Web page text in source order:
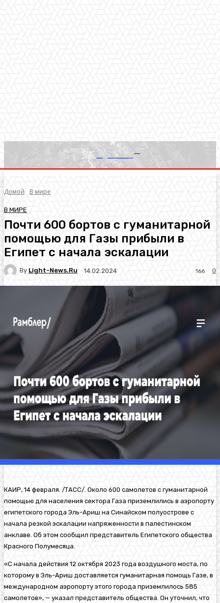
Light News
Домой В мире
В МИРЕ
Почти 600 бортов с гуманитарной
помощью для Газы прибыли в
Египет с начала эскалации
By Light-News.ru 14.02.2024 0
166
КАИР, 14 февраля. /ТАСС/. Около 600 самолетов с гуманитарной
помощью для населения сектора Газа приземлились в аэропорту
египетского города Эль-Ариш на Синайском полуострове с
начала резкой эскалации напряженности в палестинском
анклаве. Об этом сообщил представитель Египетского общества
Красного Полумесяца.
«С начала действия 12 октября 2023 года воздушного моста, по
которому в Эль-Ариш доставляется гуманитарная помощь Газе, в
международном аэропорту этого города приземлилось 585
самолетов», — указал представитель общества. Он уточнил, что